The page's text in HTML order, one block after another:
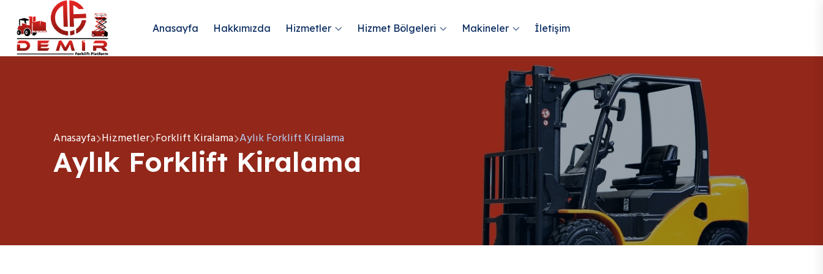
Anasayfa Hakkımızda Hizmetler Hizmet Bölgeleri Makineler İletişim
Anasayfa Hizmetler Forklift Kiralama Aylık Forklift Kiralama
Aylık Forklift Kiralama